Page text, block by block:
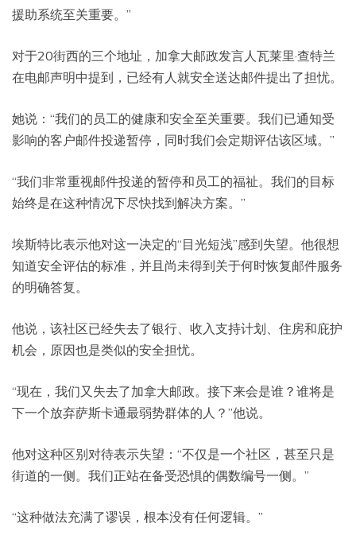
援助系统至关重要。”
对于20街西的三个地址，加拿大邮政发言人瓦莱里·查特兰
在电邮声明中提到，已经有人就安全送达邮件提出了担忧。
她说：“我们的员工的健康和安全至关重要。我们已通知受
影响的客户邮件投递暂停，同时我们会定期评估该区域。”
“我们非常重视邮件投递的暂停和员工的福祉。我们的目标
始终是在这种情况下尽快找到解决方案。”
埃斯特比表示他对这一决定的“目光短浅”感到失望。他很想
知道安全评估的标准，并且尚未得到关于何时恢复邮件服务
的明确答复。
他说，该社区已经失去了银行、收入支持计划、住房和庇护
机会，原因也是类似的安全担忧。
“现在，我们又失去了加拿大邮政。接下来会是谁？谁将是
下一个放弃萨斯卡通最弱势群体的人？”他说。
他对这种区别对待表示失望：“不仅是一个社区，甚至只是
街道的一侧。我们正站在备受恐惧的偶数编号一侧。”
“这种做法充满了谬误，根本没有任何逻辑。”